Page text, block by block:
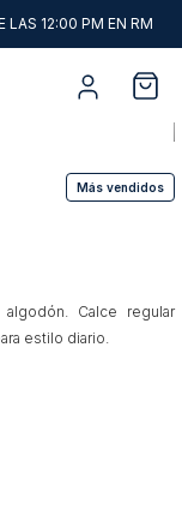
LAS 12:00 PM EN RM
Más vendidos
Calce regular
estilo diario.